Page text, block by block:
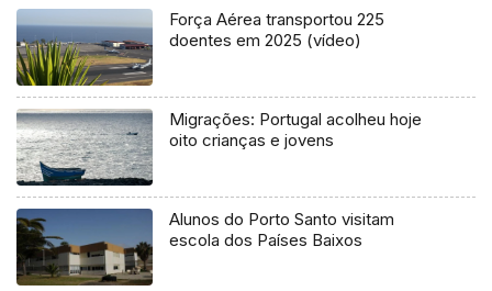
Força Aérea transportou 225
doentes em 2025 (vídeo)
Migrações: Portugal acolheu hoje
oito crianças e jovens
Alunos do Porto Santo visitam
escola dos Países Baixos